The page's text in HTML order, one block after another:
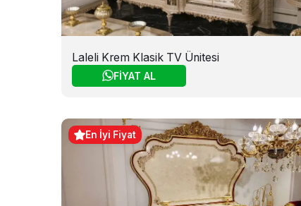
Laleli Krem Klasik TV Ünitesi
FİYAT AL
En İyi Fiyat